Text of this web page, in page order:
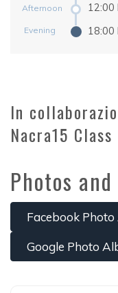
In
Nacra15 Class
Photos
Facebook
Google Photo
Afternoon 12:00
Evening 18:00